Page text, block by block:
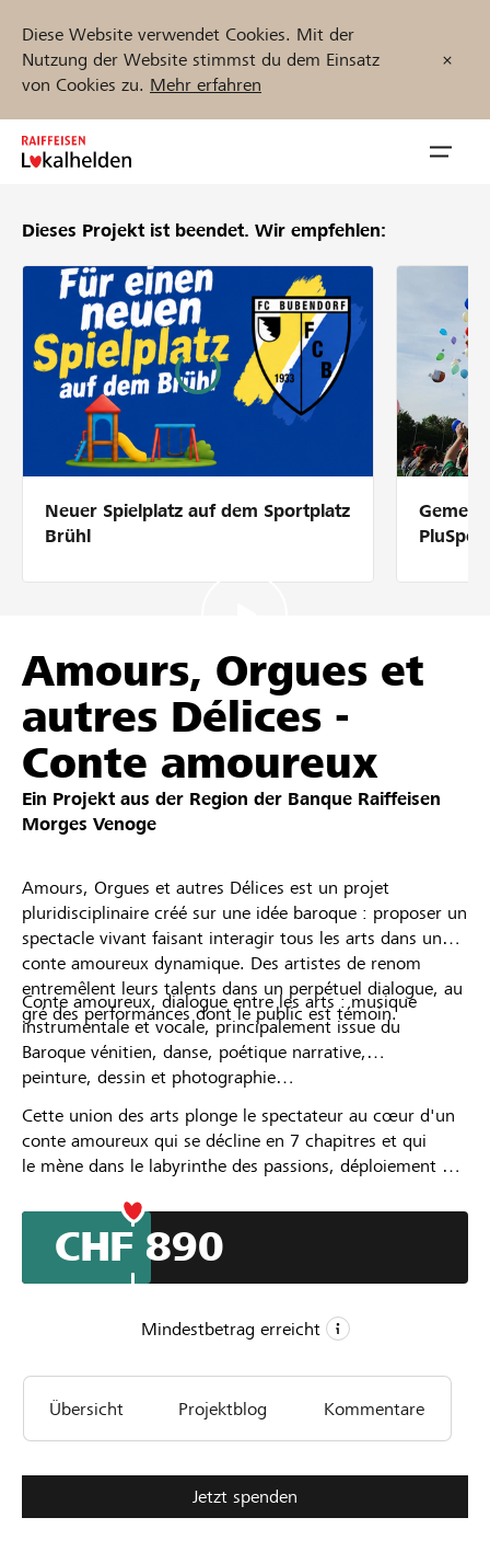
Diese Website verwendet Cookies. Mit der
Nutzung der Website stimmst du dem Einsatz
von Cookies zu. Mehr erfahren
Zum
Inhalt
Unterstützen
Hilfe & Support
Partner / Raiffeisenbank
Anmelden
Registrieren
Projekte und Organisationen finden
DE FR IT
Dieses Projekt ist beendet. Wir empfehlen:
Neuer Spielplatz auf dem Sportplatz
Brühl
Amours, Orgues et
autres Délices -
Conte amoureux
Ein Projekt aus der Region der Banque Raiffeisen
Morges Venoge
Amours, Orgues et autres Délices est un projet
pluridisciplinaire créé sur une idée baroque : proposer un
spectacle vivant faisant interagir tous les arts dans un
conte amoureux dynamique. Des artistes de renom
entremêlent leurs talents dans un perpétuel dialogue, au
gré des performances dont le public est témoin.
Conte amoureux, dialogue entre les arts : musique
instrumentale et vocale, principalement issue du
Baroque vénitien, danse, poétique narrative,
peinture, dessin et photographie…
Cette union des arts plonge le spectateur au cœur d'un
conte amoureux qui se décline en 7 chapitres et qui
le mène dans le labyrinthe des passions, déploiement de
la transfiguration d'un amour égoïste en amour
lumineux et libre.
CHF 890
Mindestbetrag erreicht
CHF 750
Mindestbetrag
CHF 3’000
Übersicht Projektblog Kommentare
Jetzt spenden